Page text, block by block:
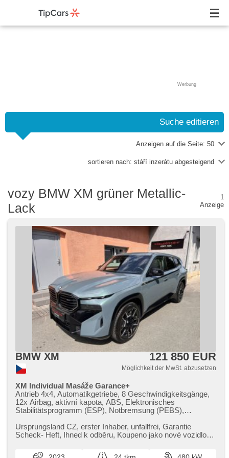
Werbung
Suche editieren
Anzeigen auf die Seite: 50
sortieren nach: stáří inzerátu abgesteigend
vozy BMW XM grüner Metallic-
Lack
1
Anzeige
BMW XM 121 850 EUR
Möglichkeit der MwSt. abzusetzen
XM Individual Masáže Garance+
Antrieb 4x4, Automatikgetriebe, 8 Geschwindigkeitsgänge,
12x Airbag, aktivní kapota, ABS, Elektronisches
Stabilitätsprogramm (ESP), Notbremsung (PEBS),
do kopce (HSA), ukazatel rychlostního limitu (SLIF), Uhr
Spur, Blind Spot Anzeige, asistent jízdy v koloně, asistent
Überwachung der Ermüdung des Fahrers, Fahrgestell
Ursprungsland CZ,​ erster Inhaber,​ unfallfrei,​ Garantie
Scheck​- Heft,​ Ihned k odběru,​ Koupeno jako nové vozidlo